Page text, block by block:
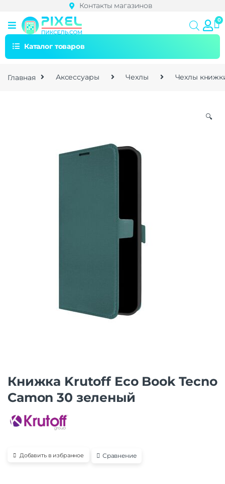
Контакты магазинов
Каталог товаров
Главная Аксессуары Чехлы Чехлы
🔍
Книжка Krutoff Eco Book Tecno
Camon 30 зеленый
Добавить в избранное Сравнение